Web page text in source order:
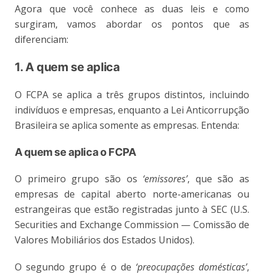
Agora que você conhece as duas leis e como
surgiram, vamos abordar os pontos que as
diferenciam:
1. A quem se aplica
O FCPA se aplica a três grupos distintos, incluindo
indivíduos e empresas, enquanto a Lei Anticorrupção
Brasileira se aplica somente as empresas. Entenda:
A quem se aplica o FCPA
O primeiro grupo são os ‘emissores’, que são as
empresas de capital aberto norte-americanas ou
estrangeiras que estão registradas junto à SEC (U.S.
Securities and Exchange Commission — Comissão de
Valores Mobiliários dos Estados Unidos).
O segundo grupo é o de ‘preocupações domésticas’,